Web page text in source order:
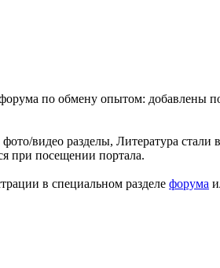
форума по обмену опытом:
видео разделы, Литература
при посещении портала.
в специальном разделе форума